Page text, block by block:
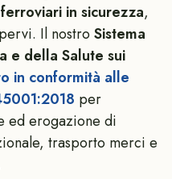
in sicurezza,
Il nostro Sistema
e della Salute sui
in conformità alle
per
ed erogazione di
trasporto merci e